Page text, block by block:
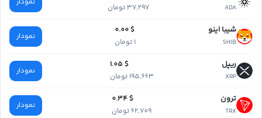
ADA
37,297 تومان
شیبا اینو
SHIB
$ 0.00
1 تومان
نمودار
ریپل
XRP
$ 1.05
195,663 تومان
نمودار
ترون
TRX
$ 0.34
62,709 تومان
نمودار